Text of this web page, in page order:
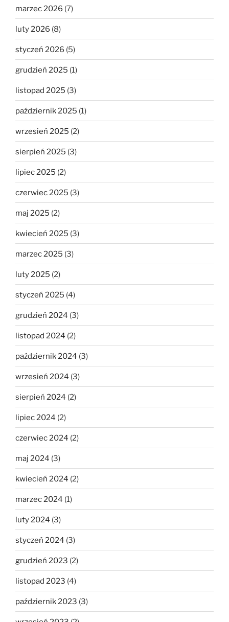
marzec 2026 (7)
luty 2026 (8)
styczeń 2026 (5)
grudzień 2025 (1)
listopad 2025 (3)
październik 2025 (1)
wrzesień 2025 (2)
sierpień 2025 (3)
lipiec 2025 (2)
czerwiec 2025 (3)
maj 2025 (2)
kwiecień 2025 (3)
marzec 2025 (3)
luty 2025 (2)
styczeń 2025 (4)
grudzień 2024 (3)
listopad 2024 (2)
październik 2024 (3)
wrzesień 2024 (3)
sierpień 2024 (2)
lipiec 2024 (2)
czerwiec 2024 (2)
maj 2024 (3)
kwiecień 2024 (2)
marzec 2024 (1)
luty 2024 (3)
styczeń 2024 (3)
grudzień 2023 (2)
listopad 2023 (4)
październik 2023 (3)